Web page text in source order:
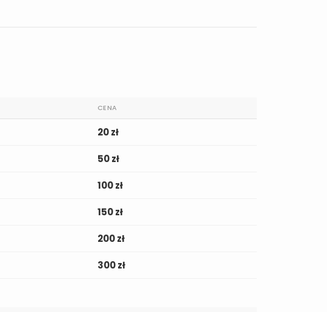
CENA
20 zł
50 zł
100 zł
150 zł
200 zł
300 zł